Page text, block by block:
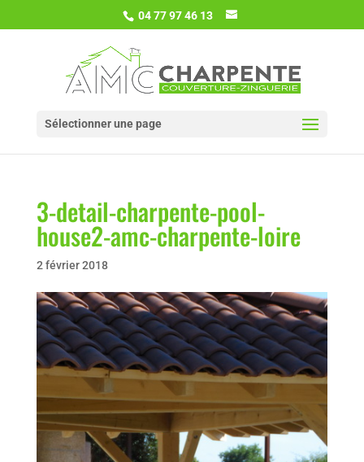
04 77 97 46 13
Sélectionner une page
3-detail-charpente-pool-
house2-amc-charpente-loire
2 février 2018